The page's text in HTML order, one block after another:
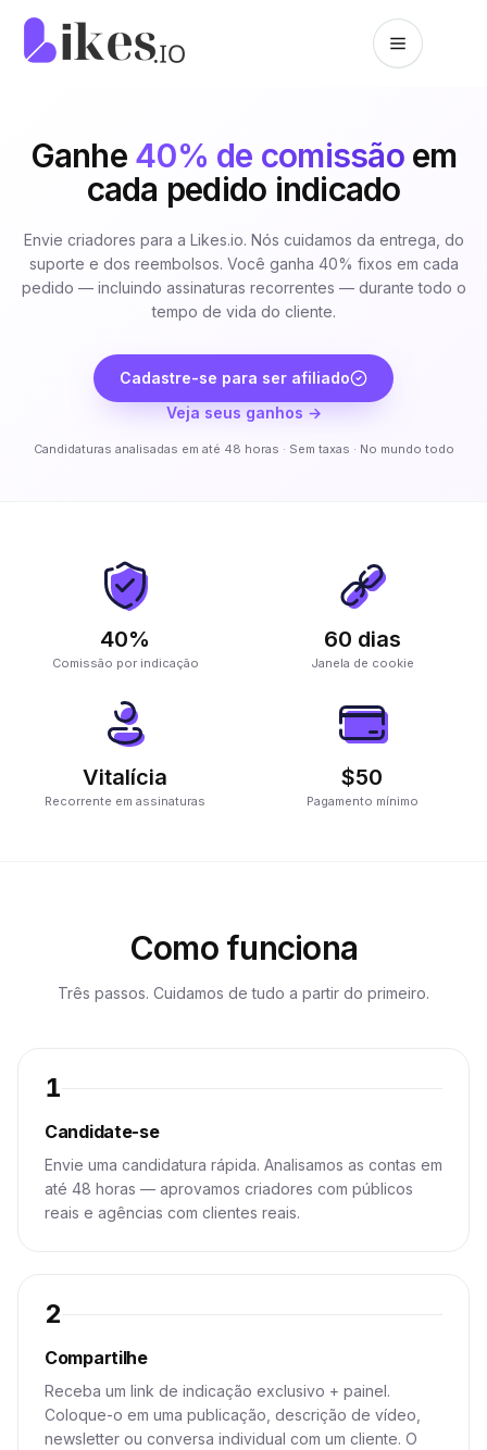
Pular para o conteúdo
Página inicial da Likes.io
Ganhe 40% de comissãoem
cada pedido indicado
Envie criadores para a Likes.io. Nós cuidamos da entrega, do
suporte e dos reembolsos. Você ganha 40% fixos em cada
pedido — incluindo assinaturas recorrentes — durante todo o
tempo de vida do cliente.
Cadastre-se para ser afiliado
Veja seus ganhos →
Candidaturas analisadas em até 48 horas · Sem taxas · No mundo todo
40%
Comissão por indicação
60 dias
Janela de cookie
Vitalícia
Recorrente em assinaturas
$50
Pagamento mínimo
Como funciona
Três passos. Cuidamos de tudo a partir do primeiro.
1
Candidate-se
Envie uma candidatura rápida. Analisamos as contas em
até 48 horas — aprovamos criadores com públicos
reais e agências com clientes reais.
2
Compartilhe
Receba um link de indicação exclusivo + painel.
Coloque-o em uma publicação, descrição de vídeo,
newsletter ou conversa individual com um cliente. O